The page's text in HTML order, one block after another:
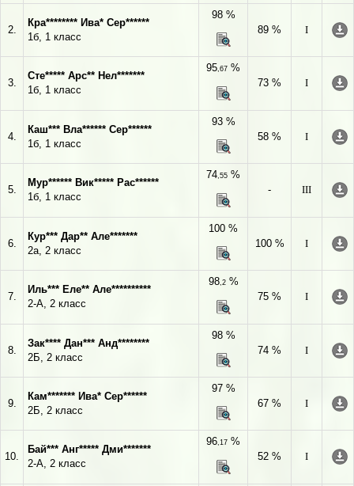
2.
Кра******** Ива* Сер******
1б, 1 класс
98 %
89 %
I
3.
Сте***** Арс** Нел*******
1б, 1 класс
95,67 %
73 %
I
4.
Каш*** Вла****** Сер******
1б, 1 класс
93 %
58 %
I
5.
Мур****** Вик***** Рас******
1б, 1 класс
74,55 %
-
III
6.
Кур*** Дар** Але*******
2а, 2 класс
100 %
100 %
I
7.
Иль*** Еле** Але**********
2-А, 2 класс
98,2%
75 %
I
8.
Зак**** Дан*** Анд********
2Б, 2 класс
98 %
74 %
I
9.
Кам******* Ива* Сер******
2Б, 2 класс
97 %
67 %
I
10.
Бай*** Анг***** Дми*******
2-А, 2 класс
96,17 %
52 %
I